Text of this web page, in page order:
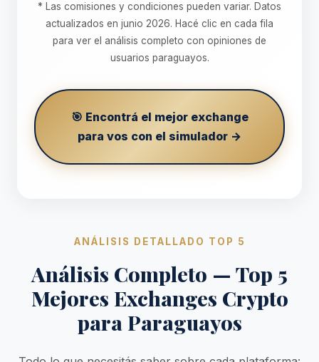
* Las comisiones y condiciones pueden variar. Datos
actualizados en junio 2026. Hacé clic en cada fila
para ver el análisis completo con opiniones de
usuarios paraguayos.
🎯 Encontrá el mejor exchange
para vos con el simulador →
ANÁLISIS DETALLADO TOP 5
Análisis Completo — Top 5
Mejores Exchanges Crypto
para Paraguayos